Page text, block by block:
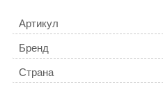
Артикул
Бренд
Страна